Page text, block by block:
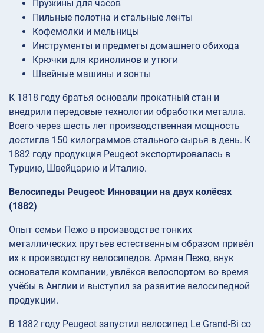
Пружины для часов
Пильные полотна и стальные ленты
Кофемолки и мельницы
Инструменты и предметы домашнего обихода
Крючки для кринолинов и утюги
Швейные машины и зонты
К 1818 году братья основали прокатный стан и
внедрили передовые технологии обработки металла.
Всего через шесть лет производственная мощность
достигла 150 килограммов стального сырья в день. К
1882 году продукция Peugeot экспортировалась в
Турцию, Швейцарию и Италию.
Велосипеды Peugeot: Инновации на двух колёсах
(1882)
Опыт семьи Пежо в производстве тонких
металлических прутьев естественным образом привёл
их к производству велосипедов. Арман Пежо, внук
основателя компании, увлёкся велоспортом во время
учёбы в Англии и выступил за развитие велосипедной
продукции.
В 1882 году Peugeot запустил велосипед Le Grand-Bi со